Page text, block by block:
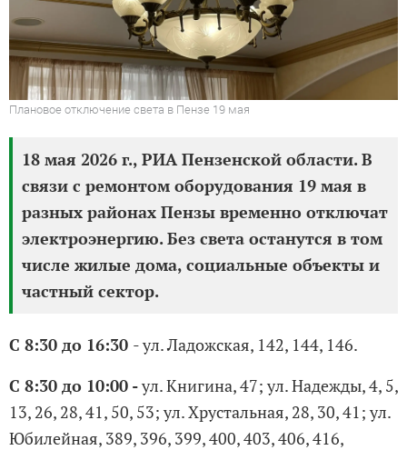
Плановое отключение света в Пензе 19 мая
18 мая 2026 г., РИА Пензенской области. В
связи с ремонтом оборудования 19 мая в
разных районах Пензы временно отключат
электроэнергию. Без света останутся в том
числе жилые дома, социальные объекты и
частный сектор.
С 8:30 до 16:30 - ул. Ладожская, 142, 144, 146.
С 8:30 до 10:00 -ул. Книгина, 47; ул. Надежды, 4, 5,
13, 26, 28, 41, 50, 53; ул. Хрустальная, 28, 30, 41; ул.
Юбилейная, 389, 396, 399, 400, 403, 406, 416,